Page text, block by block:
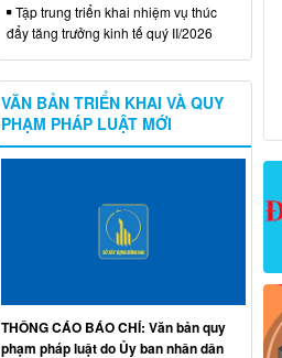
Tập trung triển khai nhiệm vụ thúc
đẩy tăng trưởng kinh tế quý II/2026
VĂN BẢN TRIỂN KHAI VÀ QUY
PHẠM PHÁP LUẬT MỚI
THÔNG CÁO BÁO CHÍ: Văn bản quy
phạm pháp luật do Ủy ban nhân dân